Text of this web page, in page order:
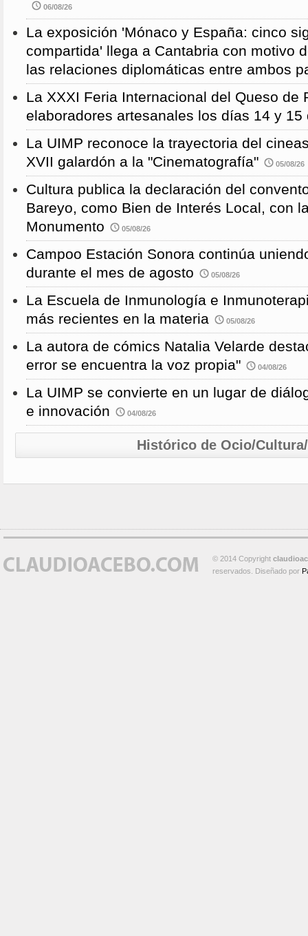
06/08/26
La exposición 'Mónaco y España: cinco
compartida' llega a Cantabria con motivo
las relaciones diplomáticas entre ambos
La XXXI Feria Internacional del Queso de
elaboradores artesanales los días 14 y 15
La UIMP reconoce la trayectoria del
XVII galardón a la "Cinematografía"
05/08/26
Cultura publica la declaración del
Bareyo, como Bien de Interés Local, con
Monumento
05/08/26
Campoo Estación Sonora continúa
durante el mes de agosto
05/08/26
La Escuela de Inmunología e
más recientes en la materia
05/08/26
La autora de cómics Natalia Velarde
error se encuentra la voz propia"
04/08/26
La UIMP se convierte en un lugar de
e innovación
04/08/26
Histórico de Ocio/
© 2014 Copyright
reservados. Diseñado por